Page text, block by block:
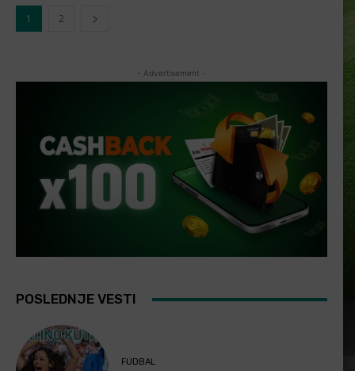
1 2
- Advertisement -
POSLEDNJE VESTI
FUDBAL